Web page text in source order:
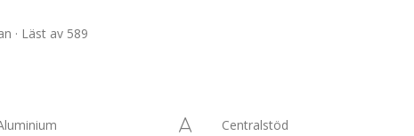
· Läst av 589
Centralstöd